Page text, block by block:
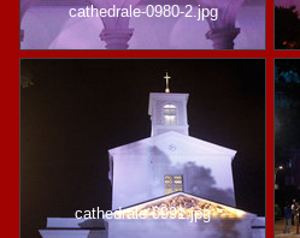
cathedrale-0980-2.jpg
cathedrale-0991.jpg